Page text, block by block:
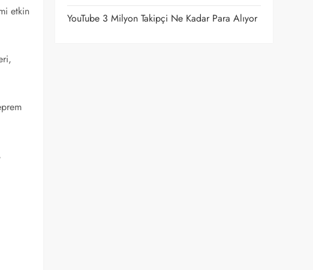
etkin
YouTube 3 Milyon Takipçi Ne Kadar Para Alıyor